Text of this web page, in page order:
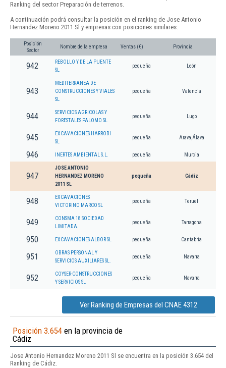
Ranking del sector Preparación de terrenos.
A continuación podrá consultar la posición en el ranking de Jose Antonio
Hernandez Moreno 2011 Sl y empresas con posiciones similares:
Posición
Sector
Nombre de la empresa Ventas (€) Provincia
942
REBOLLO Y DE LA PUENTE
SL
pequeña León
943
MEDITERRANEA DE
CONSTRUCCIONES Y VIALES
SL
pequeña Valencia
944
SERVICIOS AGRICOLAS Y
FORESTALES PALOMO SL
pequeña Lugo
945
EXCAVACIONES HARROBI
SL
pequeña Arava,Álava
946 INERTES AMBIENTAL S.L. pequeña Murcia
947
JOSE ANTONIO
HERNANDEZ MORENO
2011 SL
pequeña Cádiz
948
EXCAVACIONES
VICTORINO MARCO SL
pequeña Teruel
949
CONSMA 18 SOCIEDAD
LIMITADA.
pequeña Tarragona
950 EXCAVACIONES ALBOR SL pequeña Cantabria
951
OBRAS PERSONAL Y
SERVICIOS AUXILIARES SL.
pequeña Navarra
952
COYSER-CONSTRUCCIONES
Y SERVICIOS SL
pequeña Navarra
Ver Ranking de Empresas del CNAE 4312
Posición 3.654 en la provincia de
Cádiz
Jose Antonio Hernandez Moreno 2011 Sl se encuentra en la posición 3.654 del
Ranking de Cádiz.